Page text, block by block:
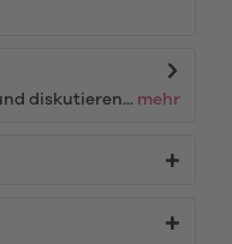
diskutieren... mehr